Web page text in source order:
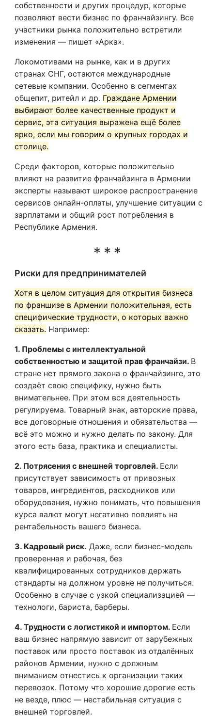
собственности и других процедур, которые
позволяют вести бизнес по франчайзингу. Все
участники рынка положительно встретили
изменения — пишет «Арка».
Локомотивами на рынке, как и в других
странах СНГ, остаются международные
сетевые компании. Особенно в сегментах
общепит, ритейл и др. Граждане Армении
выбирают более качественные продукт и
сервис, эта ситуация выражена ещё более
ярко, если мы говорим о крупных городах и
столице.
Среди факторов, которые положительно
влияют на развитие франчайзинга в Армении
эксперты называют широкое распространение
сервисов онлайн-оплаты, улучшение ситуации с
зарплатами и общий рост потребления в
Республике Армения.
Риски для предпринимателей
Хотя в целом ситуация для открытия бизнеса
по франшизе в Армении положительная, есть
специфические трудности, о которых важно
сказать. Например:
1. Проблемы с интеллектуальной
собственностью и защитой прав франчайзи. В
стране нет прямого закона о франчайзинге, это
создаёт свою специфику, нужно быть
внимательнее. При этом вся деятельность
регулируема. Товарный знак, авторские права,
все договорные отношения и обязательства —
всё это можно и нужно делать по закону. Для
этого есть база, практика и специалисты.
2. Потрясения с внешней торговлей. Если
присутствует зависимость от привозных
товаров, ингредиентов, расходников или
оборудования, нужно понимать, что повышения
курса валют могут негативно повлиять на
рентабельность вашего бизнеса.
3. Кадровый риск. Даже, если бизнес-модель
проверенная и рабочая, без
квалифицированных сотрудников держать
стандарты на должном уровне не получиться.
Особенно в случае с узкой специализацией —
технологи, бариста, барберы.
4. Трудности с логистикой и импортом. Если
ваш бизнес напрямую зависит от зарубежных
поставок или просто поставок из отдалённых
районов Армении, нужно с должным
вниманием отнестись к организации таких
перевозок. Потому что хорошие дорогие есть
не везде, плюс — нестабильная ситуация с
внешней торговлей.